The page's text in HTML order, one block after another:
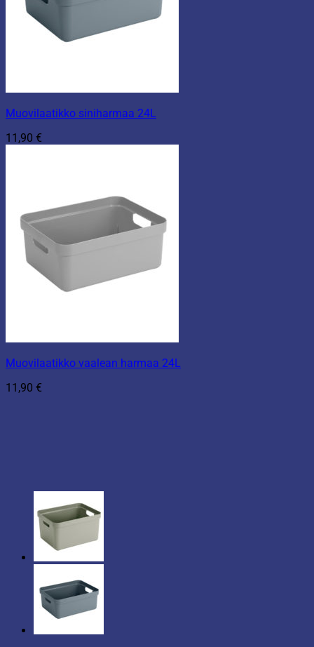
Muovilaatikko siniharmaa 24L
11,90 €
Muovilaatikko vaalean harmaa 24L
11,90 €